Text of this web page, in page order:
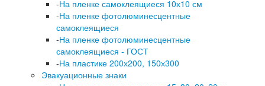
-На пленке самоклеящиеся 10х10 см
-На пленке фотолюминесцентные
самоклеящиеся
-На пленке фотолюминесцентные
самоклеящиеся - ГОСТ
-На пластике 200х200, 150х300
Эвакуационные знаки